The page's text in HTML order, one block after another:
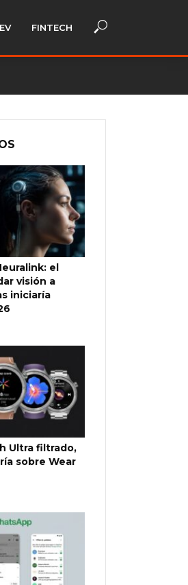
FINTECH
el
visión a
iniciaría
Ultra filtrado,
sobre Wear